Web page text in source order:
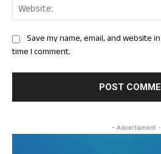
Save my name, email, and website
time I comment.
- Advertisment -